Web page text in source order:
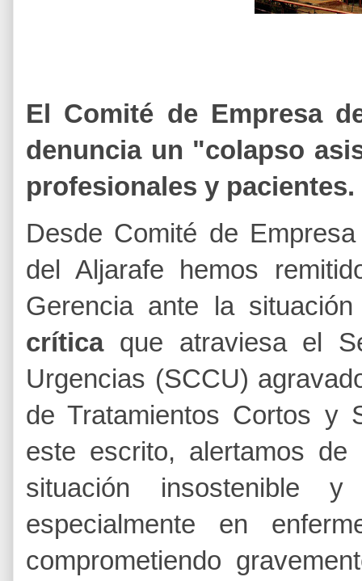
El Comité de Empresa
denuncia un "colapso
profesionales y pacientes.
​Desde Comité de
del Aljarafe hemos
Gerencia ante la
críticaque atraviesa el
Urgencias (SCCU)
de Tratamientos Cortos y
este escrito, alertamos
situación
especialmente en
comprometiendo